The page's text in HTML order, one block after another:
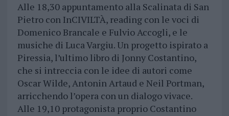
Alle 18,30 appuntamento alla Scalinata di San
Pietro con InCIVILTÀ, reading con le voci di
Domenico Brancale e Fulvio Accogli, e le
musiche di Luca Vargiu. Un progetto ispirato a
Piressia, l’ultimo libro di Jonny Costantino,
che si intreccia con le idee di autori come
Oscar Wilde, Antonin Artaud e Neil Portman,
arricchendo l’opera con un dialogo vivace.
Alle 19,10 protagonista proprio Costantino